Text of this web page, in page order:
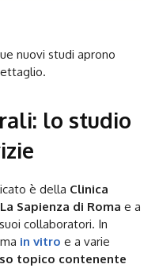
nuovi studi aprono
lo studio
è della Clinica
Sapienza di Roma e a
collaboratori. In
in vitro e a varie
topico contenente